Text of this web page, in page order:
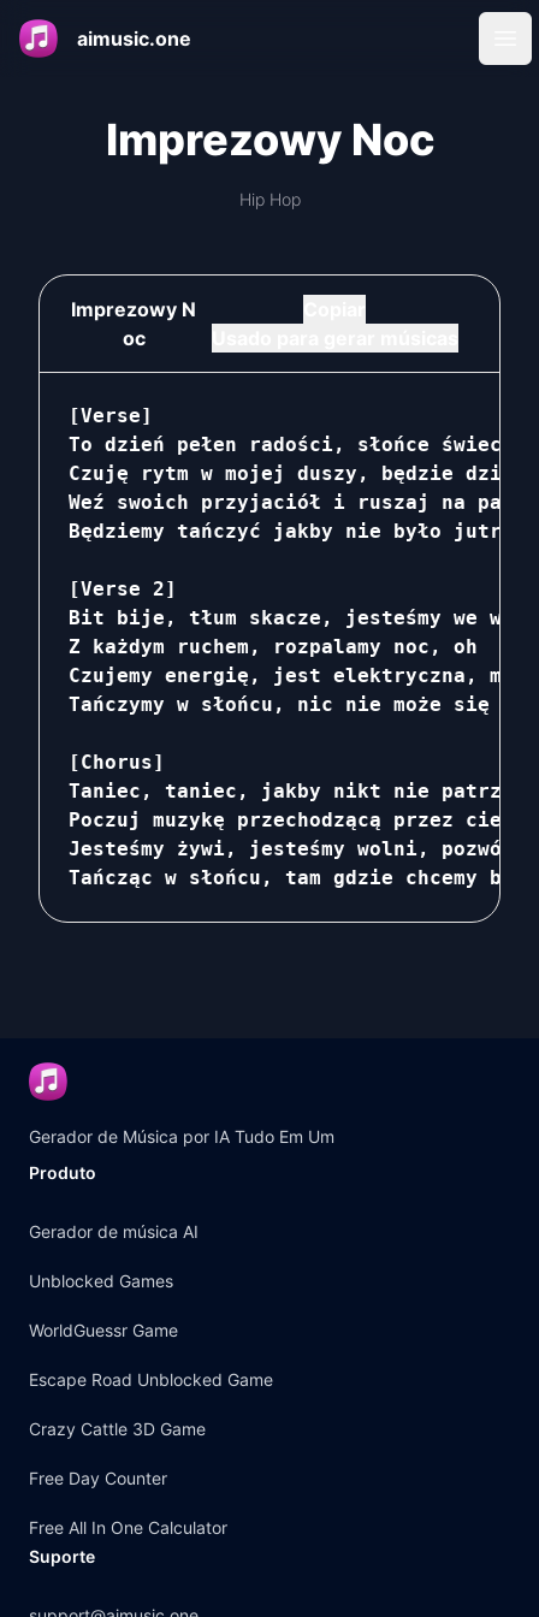
aimusic.one
Imprezowy Noc
Hip Hop
Imprezowy N
oc
[Verse]
To dzień pełen radości, słońce świeci
Czuję rytm w mojej duszy, będzie dzika
Weź swoich przyjaciół i ruszaj na
Będziemy tańczyć jakby nie było
[Verse 2]
Bit bije, tłum skacze, jesteśmy we
Z każdym ruchem, rozpalamy noc, oh
Czujemy energię, jest elektryczna,
Tańczymy w słońcu, nic nie może się
[Chorus]
Taniec, taniec, jakby nikt nie patrzył,
Poczuj muzykę przechodzącą przez
Jesteśmy żywi, jesteśmy wolni, pozwól
Tańcząc w słońcu, tam gdzie chcemy być
Gerador de Música por IA Tudo Em Um
Produto
Gerador de música AI
Unblocked Games
WorldGuessr Game
Escape Road Unblocked Game
Crazy Cattle 3D Game
Free Day Counter
Free All In One Calculator
Suporte